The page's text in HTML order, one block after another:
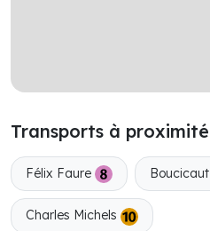
Transports à proximité
Félix Faure Boucicaut
Charles Michels